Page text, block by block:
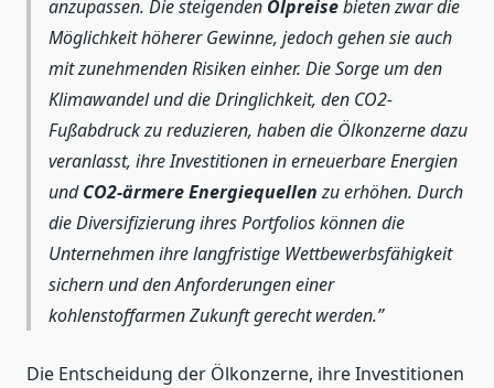
anzupassen. Die steigenden Ölpreisebieten zwar die
Möglichkeit höherer Gewinne, jedoch gehen sie auch
mit zunehmenden Risiken einher. Die Sorge um den
Klimawandel und die Dringlichkeit, den CO2-
Fußabdruck zu reduzieren, haben die Ölkonzerne dazu
veranlasst, ihre Investitionen in erneuerbare Energien
undCO2-ärmere Energiequellenzu erhöhen. Durch
die Diversifizierung ihres Portfolios können die
Unternehmen ihre langfristige Wettbewerbsfähigkeit
sichern und den Anforderungen einer
kohlenstoffarmen Zukunft gerecht werden.
Die Entscheidung der Ölkonzerne, ihre Investitionen